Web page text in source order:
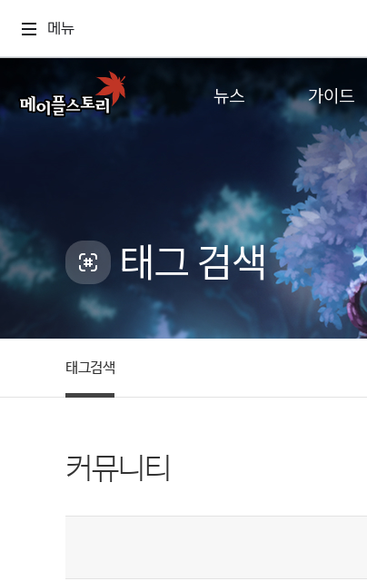
메뉴
뉴스
업데이트
이벤트
캐시샵 공지
메이플 알림판
with maple
가이드
게임정보
직업소개
확률형 아이템
NEXON NOW
추가정보
태그 검색
태그검색
커뮤니티